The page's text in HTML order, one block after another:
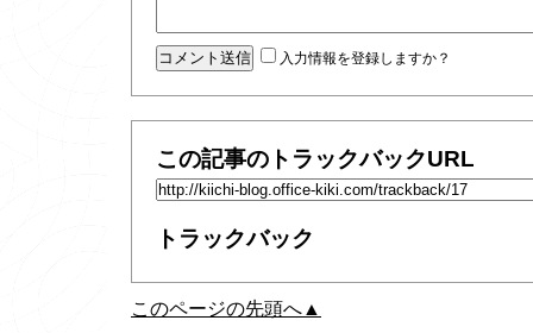
入力情報を登録しますか？
この記事のトラックバックURL
トラックバック
このページの先頭へ▲